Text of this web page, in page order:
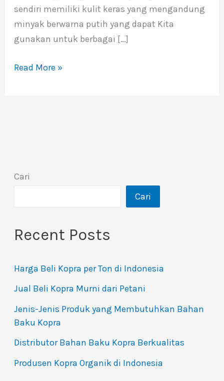
sendiri memiliki kulit keras yang mengandung
minyak berwarna putih yang dapat Kita
gunakan untuk berbagai […]
Read More »
Cari
Cari
Recent Posts
Harga Beli Kopra per Ton di Indonesia
Jual Beli Kopra Murni dari Petani
Jenis-Jenis Produk yang Membutuhkan Bahan
Baku Kopra
Distributor Bahan Baku Kopra Berkualitas
Produsen Kopra Organik di Indonesia